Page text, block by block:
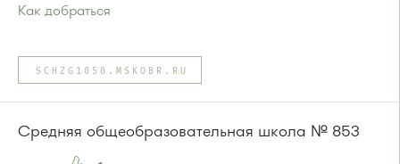
Как добраться
Автобус № 4
или до остановки"МГАДА":
Автобусы № 4, 9.
SCHZG1050.MSKOBR.RU
Средняя общеобразовательная школа № 853